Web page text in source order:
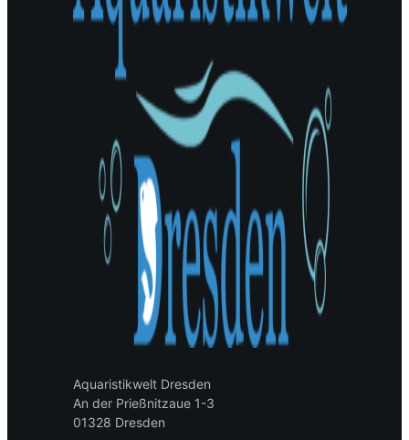
Aquaristikwelt Dresden
An der Prießnitzaue 1-3
01328 Dresden